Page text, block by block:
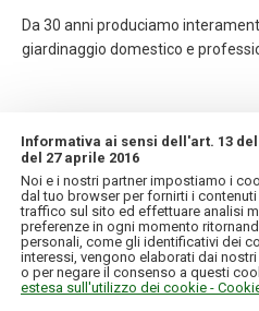
Da 30 anni produciamo
giardinaggio domestico e
INFORMAZIONI
IL MIO ACCOUNT
Informativa ai sensi dell'art. 13 del
del 27 aprile 2016
Noi e i nostri partner impostiamo i
dal tuo browser per fornirti i
traffico sul sito ed effettuare analisi
preferenze in ogni momento
personali, come gli identificativi dei
interessi, vengono elaborati dai
o per negare il consenso a questi
estesa sull'utilizzo dei cookie -